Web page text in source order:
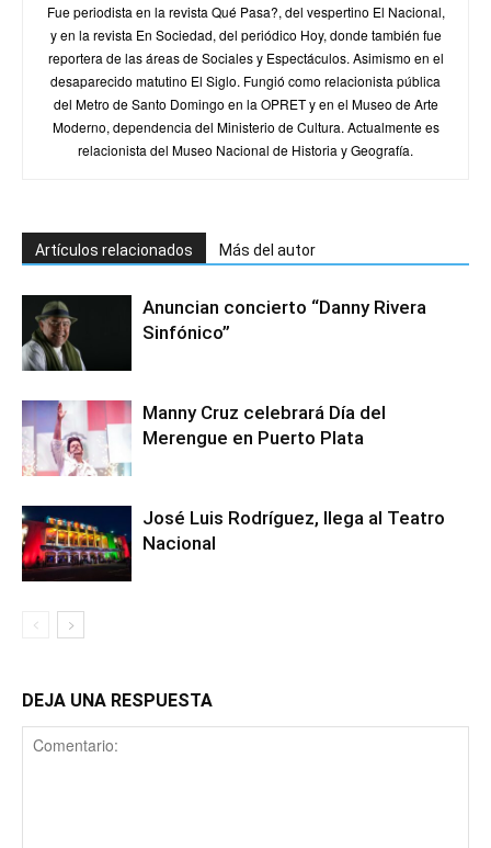
Fue periodista en la revista Qué Pasa?, del vespertino El Nacional,
y en la revista En Sociedad, del periódico Hoy, donde también fue
reportera de las áreas de Sociales y Espectáculos. Asimismo en el
desaparecido matutino El Siglo. Fungió como relacionista pública
del Metro de Santo Domingo en la OPRET y en el Museo de Arte
Moderno, dependencia del Ministerio de Cultura. Actualmente es
relacionista del Museo Nacional de Historia y Geografía.
Artículos relacionados Más del autor
Anuncian concierto “Danny Rivera
Sinfónico”
Manny Cruz celebrará Día del
Merengue en Puerto Plata
José Luis Rodríguez, llega al Teatro
Nacional
DEJA UNA RESPUESTA